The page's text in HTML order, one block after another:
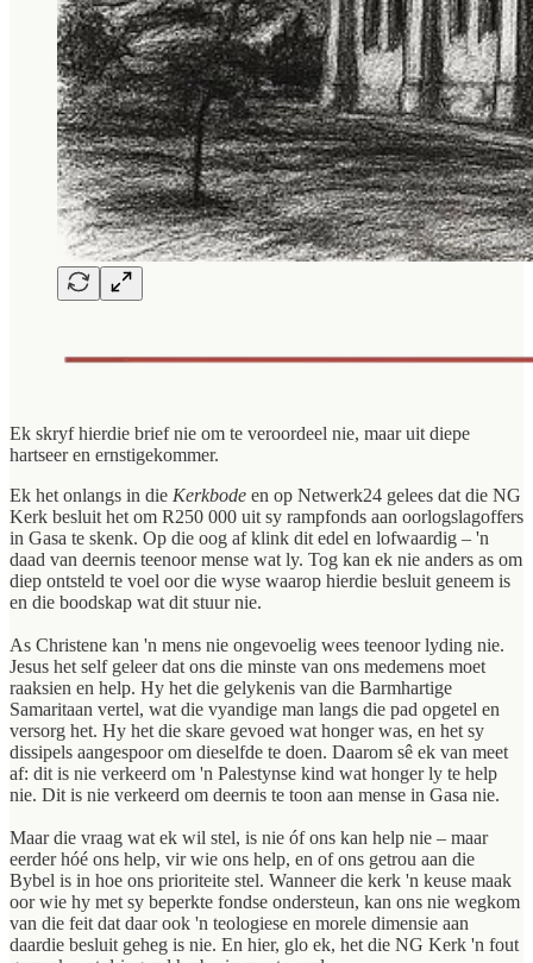
Ek skryf hierdie brief nie om te veroordeel nie, maar uit diepe
hartseer en ernstigekommer.
Ek het onlangs in die Kerkbode en op Netwerk24 gelees dat die NG
Kerk besluit het om R250 000 uit sy rampfonds aan oorlogslagoffers
in Gasa te skenk. Op die oog af klink dit edel en lofwaardig – 'n
daad van deernis teenoor mense wat ly. Tog kan ek nie anders as om
diep ontsteld te voel oor die wyse waarop hierdie besluit geneem is
en die boodskap wat dit stuur nie.
As Christene kan 'n mens nie ongevoelig wees teenoor lyding nie.
Jesus het self geleer dat ons die minste van ons medemens moet
raaksien en help. Hy het die gelykenis van die Barmhartige
Samaritaan vertel, wat die vyandige man langs die pad opgetel en
versorg het. Hy het die skare gevoed wat honger was, en het sy
dissipels aangespoor om dieselfde te doen. Daarom sê ek van meet
af: dit is nie verkeerd om 'n Palestynse kind wat honger ly te help
nie. Dit is nie verkeerd om deernis te toon aan mense in Gasa nie.
Maar die vraag wat ek wil stel, is nie óf ons kan help nie – maar
eerder hóé ons help, vir wie ons help, en of ons getrou aan die
Bybel is in hoe ons prioriteite stel. Wanneer die kerk 'n keuse maak
oor wie hy met sy beperkte fondse ondersteun, kan ons nie wegkom
van die feit dat daar ook 'n teologiese en morele dimensie aan
daardie besluit geheg is nie. En hier, glo ek, het die NG Kerk 'n fout